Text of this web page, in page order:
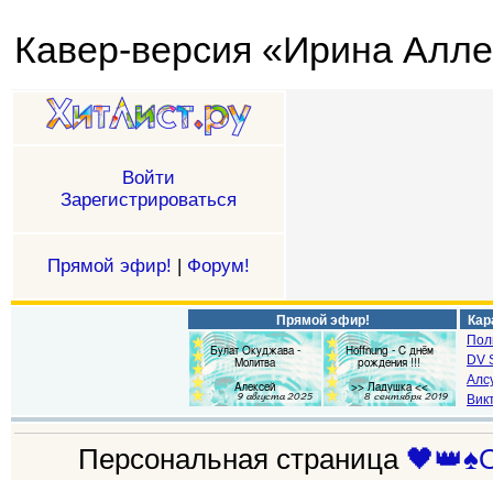
Кавер-версия «Ирина
Войти
Зарегистрироваться
Прямой эфир! | Форум!
Прямой эфир!
DV
Персональная страница